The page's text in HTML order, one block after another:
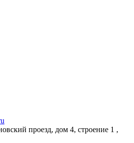
проезд, дом 4, строение 1 ,